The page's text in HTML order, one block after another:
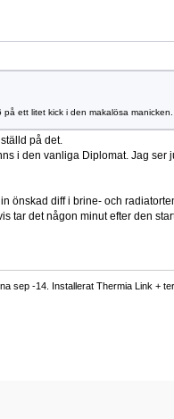
ett litet kick i den makalösa manicken.
på det.
i den vanliga Diplomat. Jag ser
önskad diff i brine- och
tar det någon minut efter den
sep -14. Installerat Thermia Link +